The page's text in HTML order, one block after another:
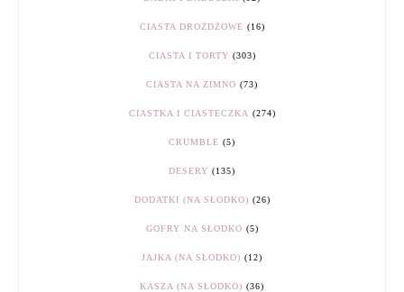
CIASTA DROŻDŻOWE (16)
CIASTA I TORTY (303)
CIASTA NA ZIMNO (73)
CIASTKA I CIASTECZKA (274)
CRUMBLE (5)
DESERY (135)
DODATKI (NA SŁODKO) (26)
GOFRY NA SŁODKO (5)
JAJKA (NA SŁODKO) (12)
KASZA (NA SŁODKO) (36)